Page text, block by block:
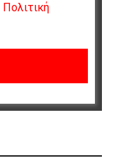
Πολιτική